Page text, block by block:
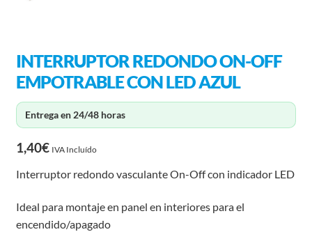
INTERRUPTOR REDONDO ON-OFF
EMPOTRABLE CON LED AZUL
Entrega en 24/48 horas
1,40€ IVA Incluído
Interruptor redondo vasculante On-Off con indicador LED
Ideal para montaje en panel en interiores para el
encendido/apagado